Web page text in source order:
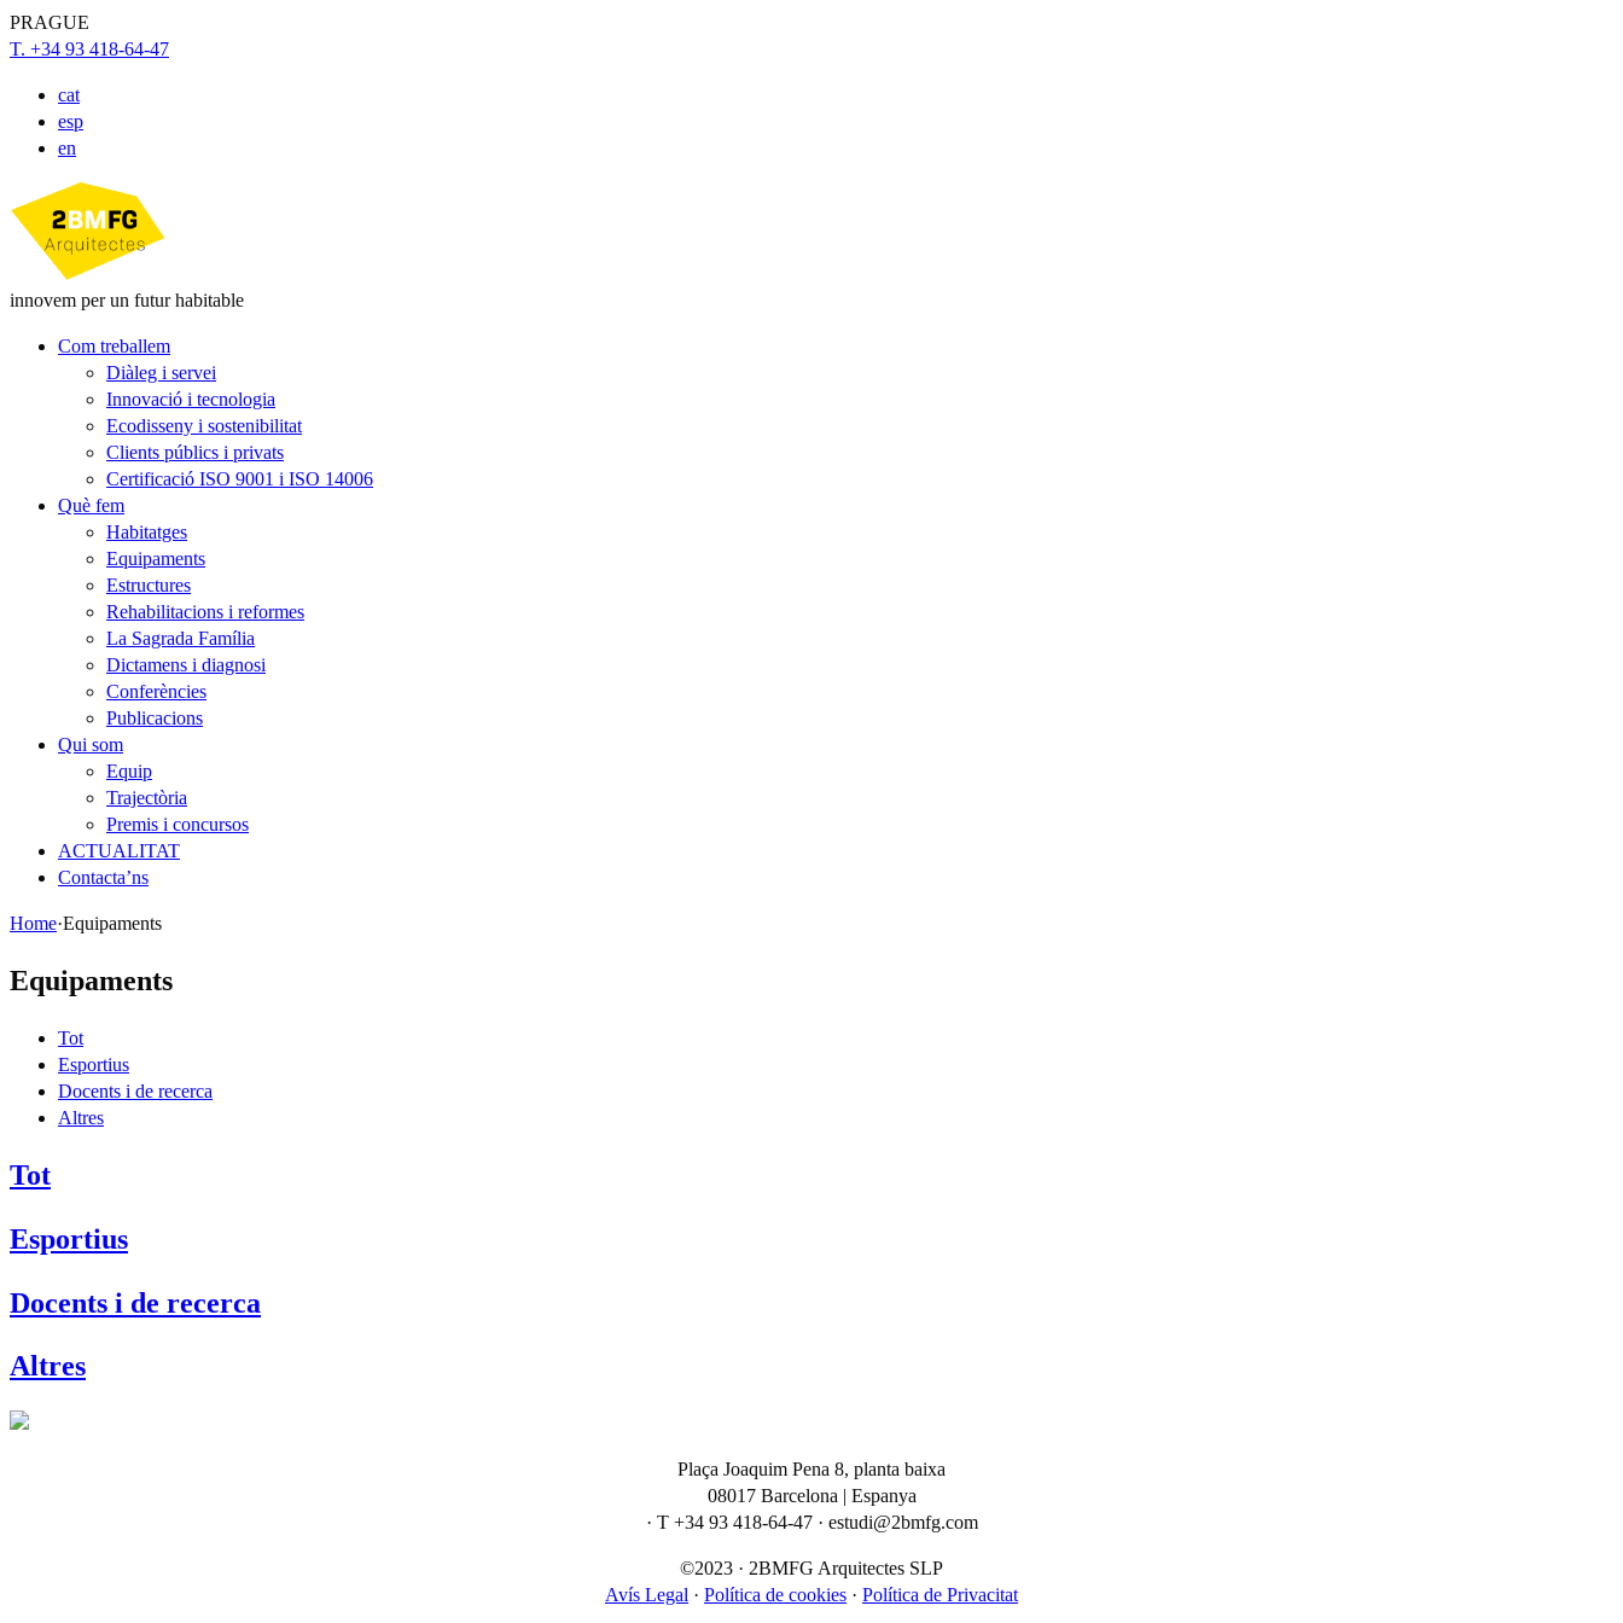
PRAGUE
T. +34 93 418-64-47
cat
esp
en
innovem per un futur habitable
Com treballem
Diàleg i servei
Innovació i tecnologia
Ecodisseny i sostenibilitat
Clients públics i privats
Certificació ISO 9001 i ISO 14006
Què fem
Habitatges
Equipaments
Estructures
Rehabilitacions i reformes
La Sagrada Família
Dictamens i diagnosi
Conferències
Publicacions
Qui som
Equip
Trajectòria
Premis i concursos
ACTUALITAT
Contacta’ns
Home·Equipaments
Equipaments
Tot
Esportius
Docents i de recerca
Altres
Tot
Esportius
Docents i de recerca
Altres
Plaça Joaquim Pena 8, planta baixa
08017 Barcelona | Espanya
· T +34 93 418-64-47 · estudi@2bmfg.com
©2023 · 2BMFG Arquitectes SLP
Avís Legal · Política de cookies · Política de Privacitat